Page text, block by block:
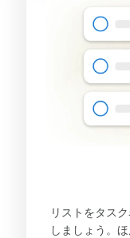
リストをタス
しましょう。